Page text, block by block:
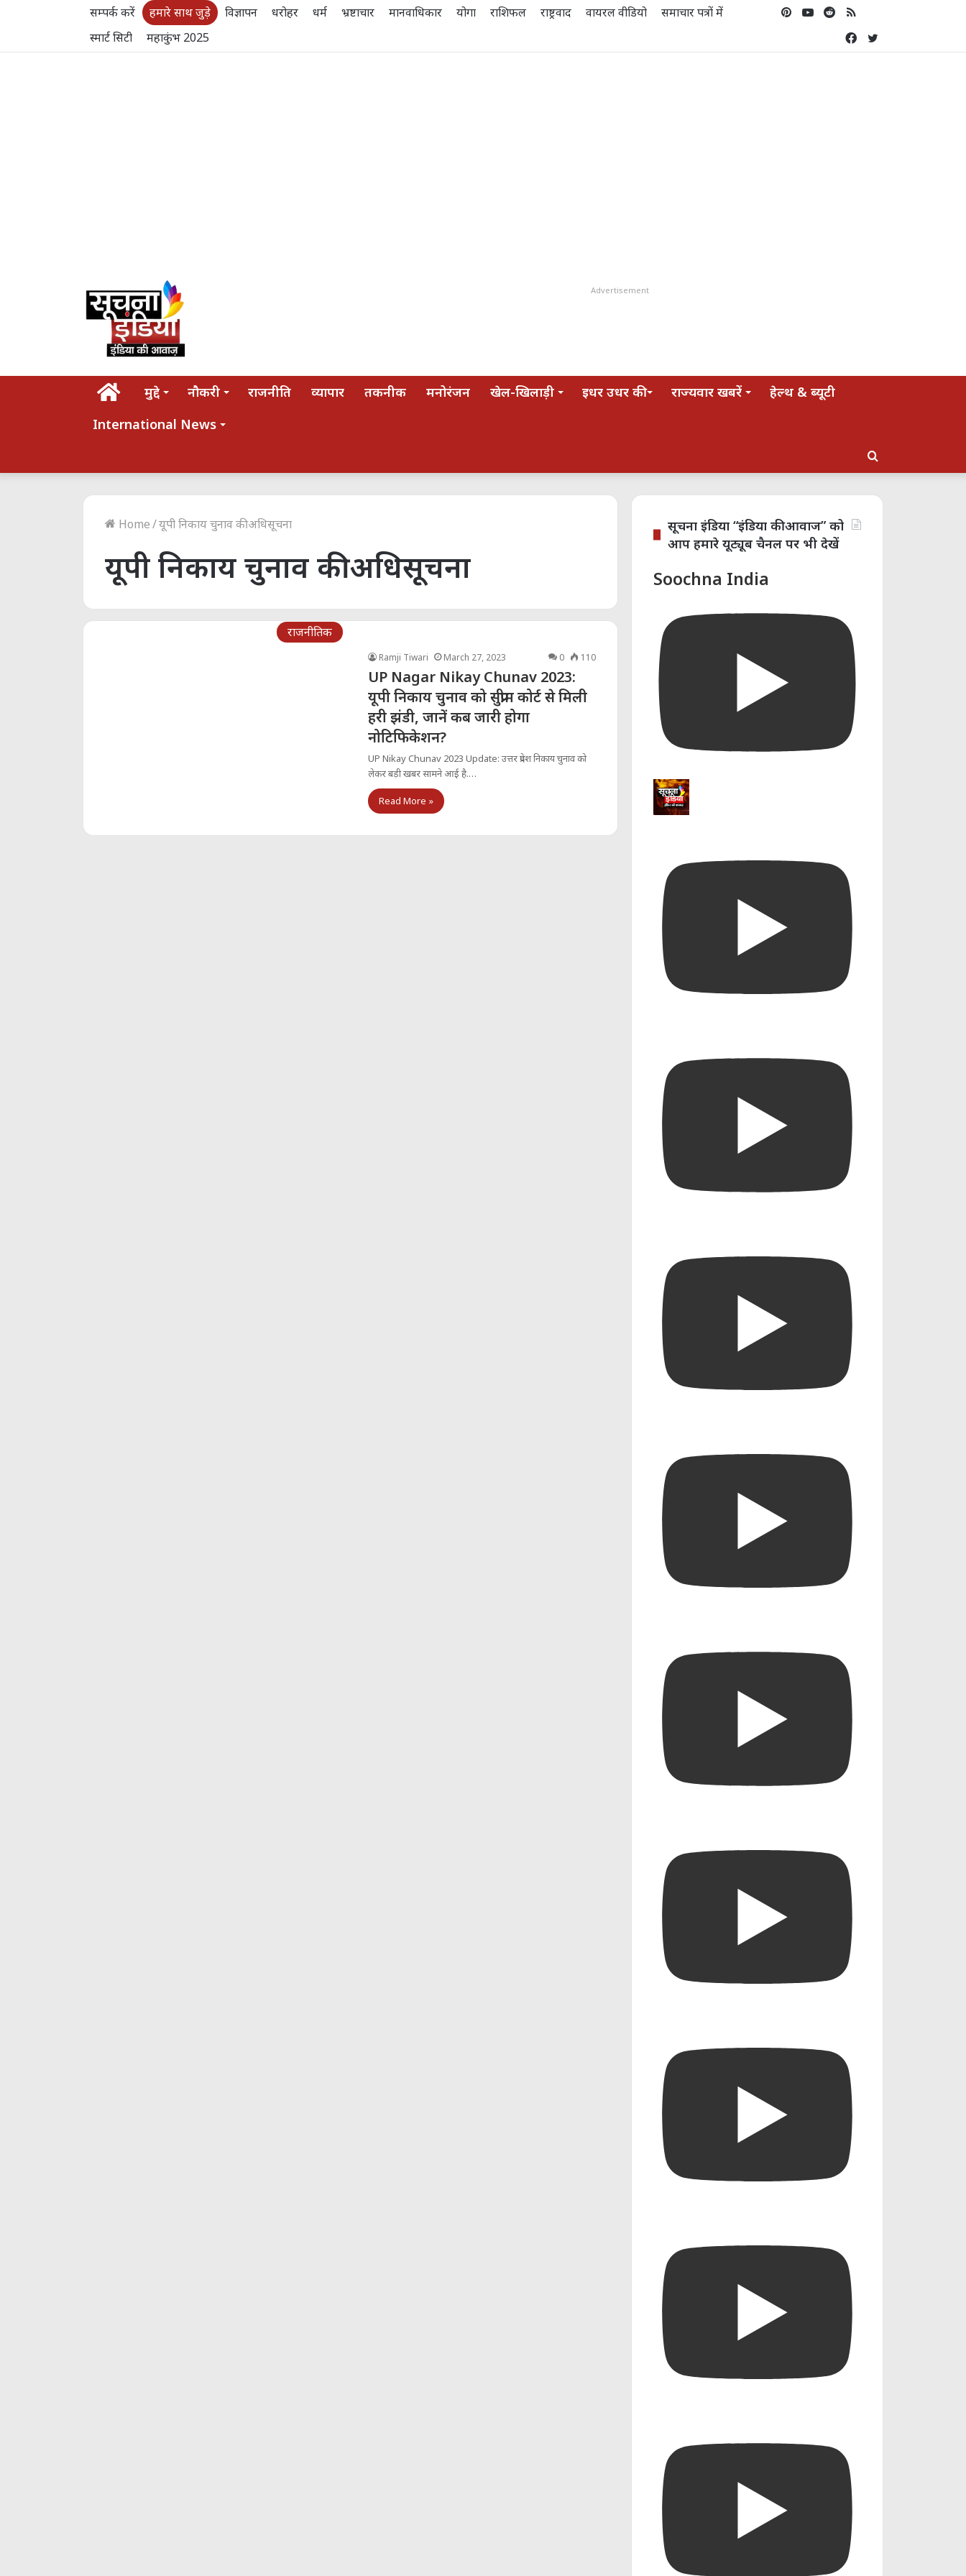
सम्पर्क करें हमारे साथ जुड़े विज्ञापन धरोहर धर्म भ्रष्टाचार मानवाधिकार योगा राशिफल राष्ट्रवाद वायरल वीडियो
समाचार पत्रों में
स्मार्ट सिटी
महाकुंभ 2025
RSS
Reddit
YouTube
Pinterest
Facebook
Advertisement
होम मुद्दे नौकरी राजनीति व्यापार तकनीक मनोरंजन खेल-खिलाड़ी इधर उधर की राज्यवार खबरें
हेल्थ & ब्यूटी
International News
Search
Home/यूपी निकाय चुनाव की अधिसूचना
यूपी निकाय चुनाव की अधिसूचना
राजनीतिक
Ramji Tiwari March 27, 2023 0 110
UP Nagar Nikay Chunav 2023:
यूपी निकाय चुनाव को सुप्रीम कोर्ट से मिली
हरी झंडी, जानें कब जारी होगा
नोटिफिकेशन?
UP Nikay Chunav 2023 Update: उत्तर प्रदेश निकाय चुनाव को
लेकर बड़ी खबर सामने आई है.…
Read More »
सूचना इंडिया “इंडिया की आवाज” को
आप हमारे यूट्यूब चैनल पर भी देखें
Soochna India